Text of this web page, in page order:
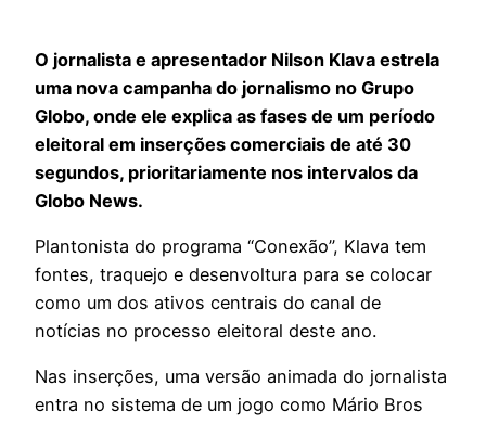
O jornalista e apresentador Nilson Klava estrela
uma nova campanha do jornalismo no Grupo
Globo, onde ele explica as fases de um período
eleitoral em inserções comerciais de até 30
segundos, prioritariamente nos intervalos da
Globo News.
Plantonista do programa “Conexão”, Klava tem
fontes, traquejo e desenvoltura para se colocar
como um dos ativos centrais do canal de
notícias no processo eleitoral deste ano.
Nas inserções, uma versão animada do jornalista
entra no sistema de um jogo como Mário Bros